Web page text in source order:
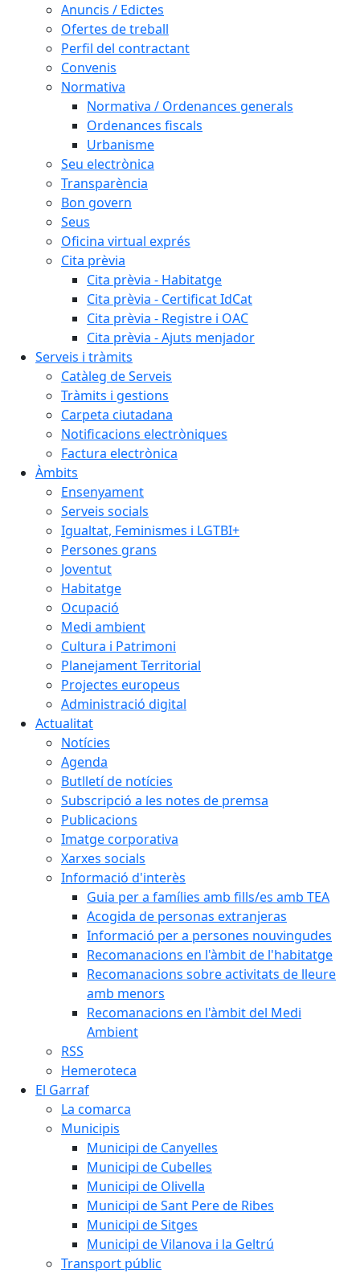
Anuncis / Edictes
Ofertes de treball
Perfil del contractant
Convenis
Normativa
Normativa / Ordenances generals
Ordenances fiscals
Urbanisme
Seu electrònica
Transparència
Bon govern
Seus
Oficina virtual exprés
Cita prèvia
Cita prèvia - Habitatge
Cita prèvia - Certificat IdCat
Cita prèvia - Registre i OAC
Cita prèvia - Ajuts menjador
Serveis i tràmits
Catàleg de Serveis
Tràmits i gestions
Carpeta ciutadana
Notificacions electròniques
Factura electrònica
Àmbits
Ensenyament
Serveis socials
Igualtat, Feminismes i LGTBI+
Persones grans
Joventut
Habitatge
Ocupació
Medi ambient
Cultura i Patrimoni
Planejament Territorial
Projectes europeus
Administració digital
Actualitat
Notícies
Agenda
Butlletí de notícies
Subscripció a les notes de premsa
Publicacions
Imatge corporativa
Xarxes socials
Informació d'interès
Guia per a famílies amb fills/es amb TEA
Acogida de personas extranjeras
Informació per a persones nouvingudes
Recomanacions en l'àmbit de l'habitatge
Recomanacions sobre activitats de lleure
amb menors
Recomanacions en l'àmbit del Medi
Ambient
RSS
Hemeroteca
El Garraf
La comarca
Municipis
Municipi de Canyelles
Municipi de Cubelles
Municipi de Olivella
Municipi de Sant Pere de Ribes
Municipi de Sitges
Municipi de Vilanova i la Geltrú
Transport públic